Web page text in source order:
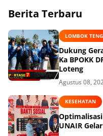
Berita Terbaru
LOMBOK
Dukung
Ka BPOKK
Loteng
Agustus 08,
KESEHATAN
Optimalisasi
UNAIR